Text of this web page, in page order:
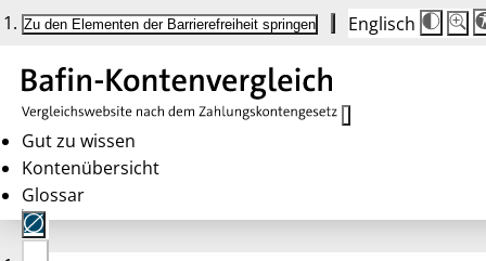
Zu den Elementen der Barrierefreiheit springen Englisch
Die
100
Gut zu wissen
Kontenübersicht
Glossar